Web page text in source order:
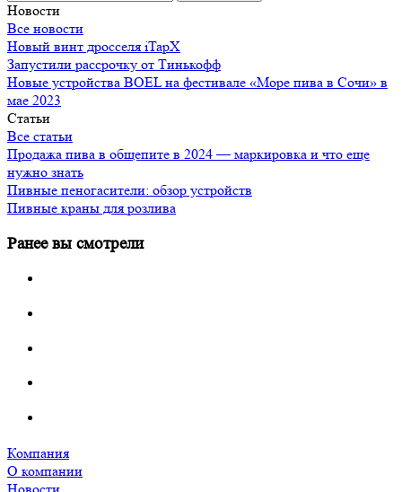
Новости
Все новости
Новый винт дросселя iTapX
Запустили рассрочку от Тинькофф
Новые устройства BOEL на фестивале «Море пива в Сочи» в
мае 2023
Статьи
Все статьи
Продажа пива в общепите в 2024 — маркировка и что еще
нужно знать
Пивные пеногасители: обзор устройств
Пивные краны для розлива
Ранее вы смотрели
Компания
О компании